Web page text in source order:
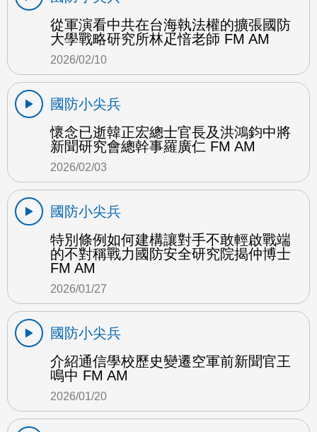
從軍演看中共在台海執法權的擴張國防
大學戰略研究所林疋愔老師 FM AM
2026/02/10
國防小尖兵
懷念已逝韓正宏總士官長及洪鴻鈞中將
新聞研究會總幹事羅廣仁 FM AM
2026/02/03
國防小尖兵
特別條例如何建構讓對手不敢輕啟戰端
的不對稱戰力國防安全研究院揭仲博士
FM AM
2026/01/27
國防小尖兵
介紹通信學校歷史變遷空軍前新聞官王
鳴中 FM AM
2026/01/20